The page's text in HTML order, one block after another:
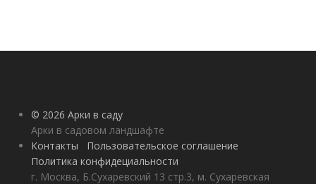
© 2026 Арки в саду
Арки в садовом ландшафте
Контакты
Пользовательское соглашение
Политика конфидециальности
г. Москва, Б.Сухаревский 13 стр.3, м. Сухаревская